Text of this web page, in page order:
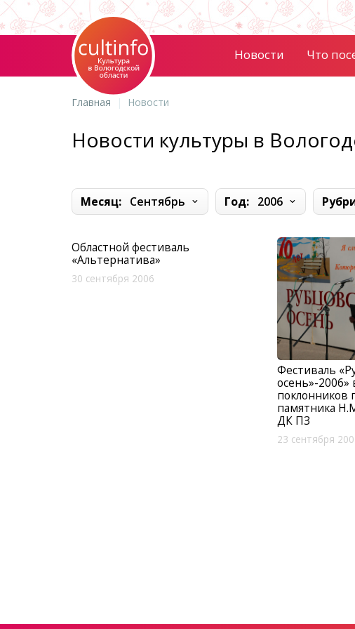
Новости Что
Главная Новости
Новости культуры в
Месяц: Сентябрь Год: 2006
Областной фестиваль
«Альтернатива»
30 сентября 2006
Фестиваль
осень»-2006»
поклонников
памятника
ДК ПЗ
23 сентября